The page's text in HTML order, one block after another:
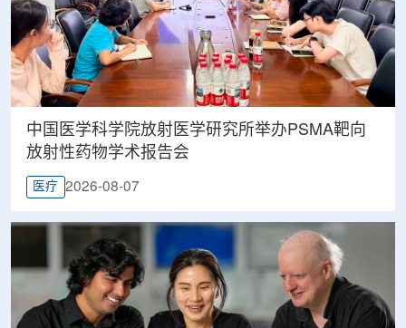
中国医学科学院放射医学研究所举办PSMA靶向
放射性药物学术报告会
医疗 2026-08-07